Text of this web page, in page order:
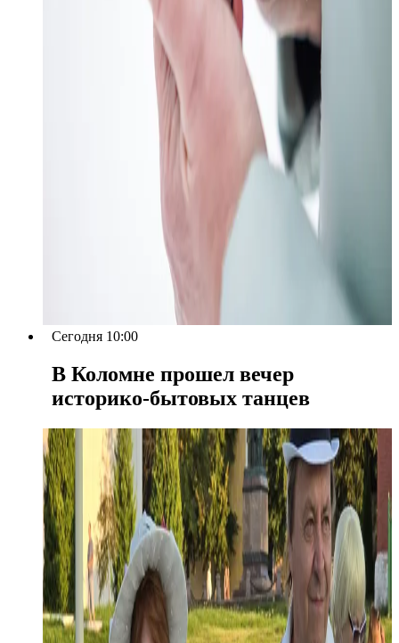
Сегодня 10:00
В Коломне прошел вечер
историко-бытовых танцев